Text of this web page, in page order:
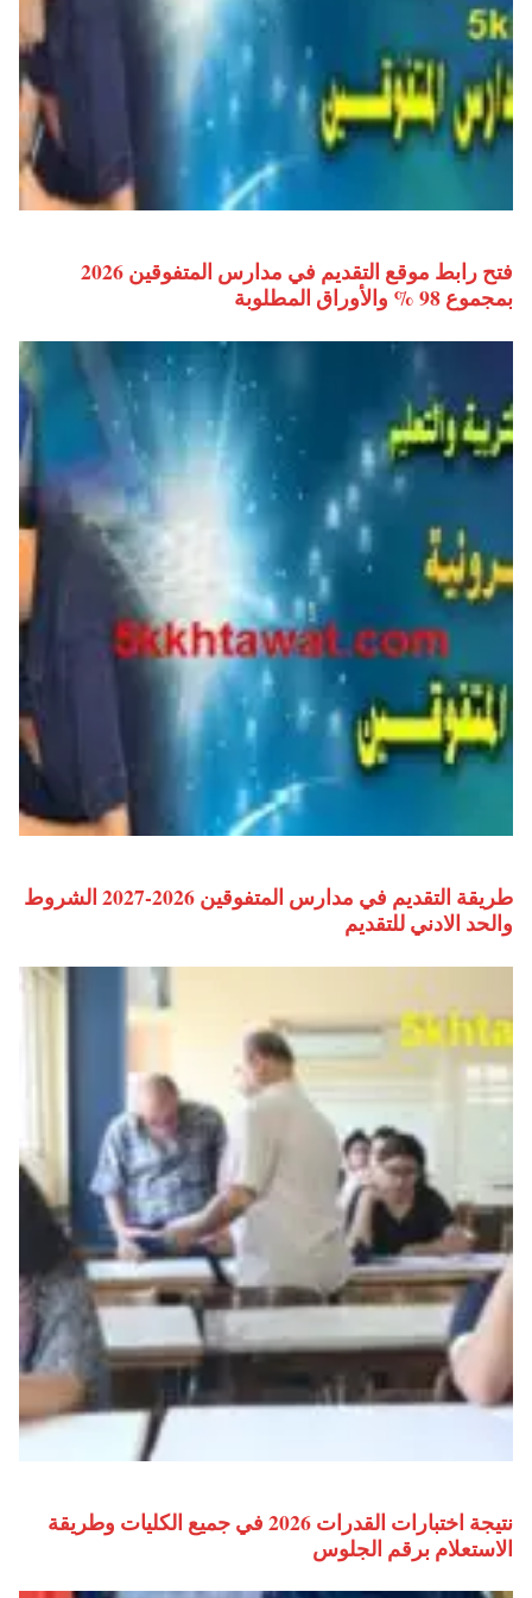
فتح رابط موقع التقديم في مدارس المتفوقين 2026
بمجموع 98 % والأوراق المطلوبة
طريقة التقديم في مدارس المتفوقين 2026-2027 الشروط
والحد الادني للتقديم
نتيجة اختبارات القدرات 2026 في جميع الكليات وطريقة
الاستعلام برقم الجلوس